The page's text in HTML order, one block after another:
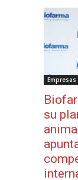
Empresas
su